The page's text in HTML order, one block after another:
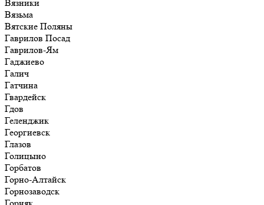
Вязники
Вязьма
Вятские Поляны
Гаврилов Посад
Гаврилов-Ям
Гаджиево
Галич
Гатчина
Гвардейск
Гдов
Геленджик
Георгиевск
Глазов
Голицыно
Горбатов
Горно-Алтайск
Горнозаводск